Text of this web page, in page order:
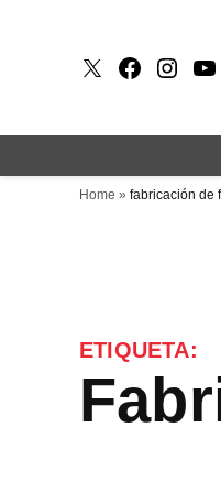
X Faceboook
Home » fabricación de
ETIQUETA: